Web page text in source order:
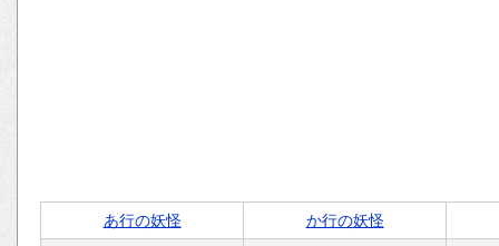
あ行の妖怪 か行の妖怪